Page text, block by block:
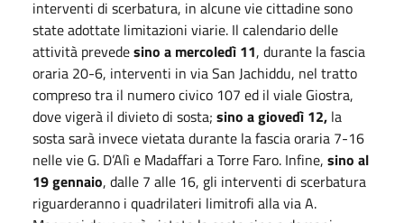
interventi di scerbatura, in alcune vie cittadine sono
state adottate limitazioni viarie. Il calendario delle
attività prevedesino a mercoledì 11, durante la fascia
oraria 20-6, interventi in via San Jachiddu, nel tratto
compreso tra il numero civico 107 ed il viale Giostra,
dove vigerà il divieto di sosta; sino a giovedì 12, la
sosta sarà invece vietata durante la fascia oraria 7-16
nelle vie G. D’Alì e Madaffari a Torre Faro. Infine, sino al
19 gennaio, dalle 7 alle 16, gli interventi di scerbatura
riguarderanno i quadrilateri limitrofi alla via A.